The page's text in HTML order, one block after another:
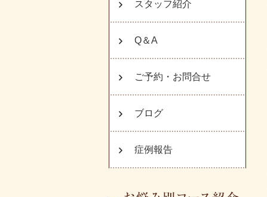
スタッフ紹介
Q＆A
ご予約・お問合せ
ブログ
症例報告